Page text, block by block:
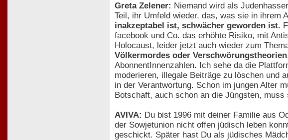
Greta Zelener: Niemand wird als
Teil, ihr Umfeld wieder, das, was sie in ihrem
inakzeptabel ist, schwächer geworden ist.
facebook und Co. das erhöhte Risiko, mit
Holocaust, leider jetzt auch wieder zum
Völkermordes oder Verschwörungstheorien
AbonnentInnenzahlen. Ich sehe da die
moderieren, illegale Beiträge zu löschen und
in der Verantwortung. Schon im jungen Alter
Botschaft, auch schon an die Jüngsten,
AVIVA: Du bist 1996 mit deiner Familie aus
der Sowjetunion nicht offen jüdisch leben
geschickt. Später hast Du als jüdisches